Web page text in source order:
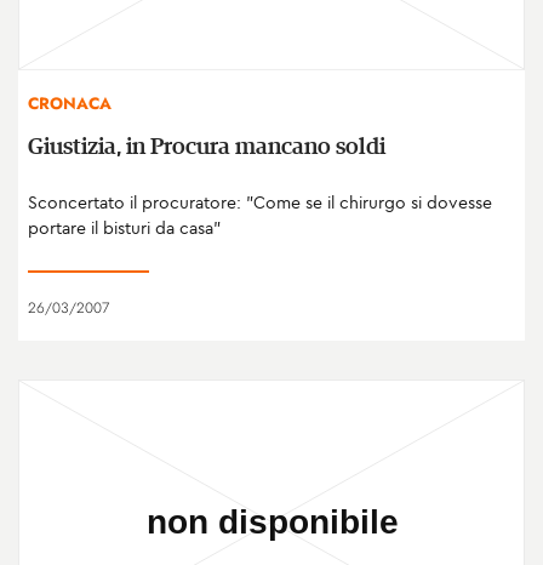
CRONACA
Giustizia, in Procura mancano soldi
Sconcertato il procuratore: "Come se il chirurgo si dovesse
portare il bisturi da casa"
26/03/2007